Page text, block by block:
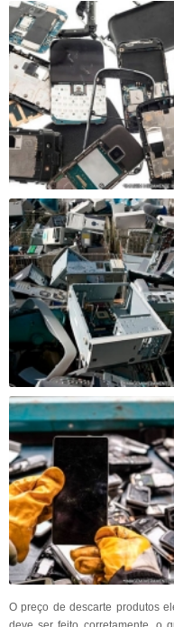
O preço de descarte produtos